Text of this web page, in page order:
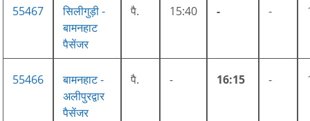
55467
सिलीगुड़ी -
बामनहाट
पैसेंजर
पै. 15:40 - -
55466
बामनहाट -
अलीपुरद्वार
पैसेंजर
पै. - 16:15 -